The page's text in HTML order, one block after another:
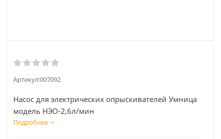
Артикул:007092
Насос для электрических опрыскивателей Умница
модель НЭО-2,6л/мин
Подробнее